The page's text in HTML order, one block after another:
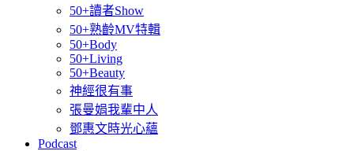
50+讀者Show
50+熟齡MV特輯
50+Body
50+Living
50+Beauty
神經很有事
張曼娟我輩中人
鄧惠文時光心蘊
Podcast